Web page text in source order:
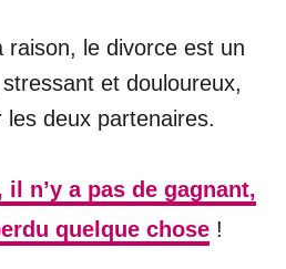
raison, le divorce est un
et douloureux,
deux partenaires.
n’y a pas de gagnant,
quelque chose !